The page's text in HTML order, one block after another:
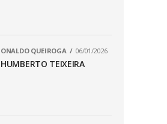
ONALDO QUEIROGA 06/01/2026
HUMBERTO TEIXEIRA